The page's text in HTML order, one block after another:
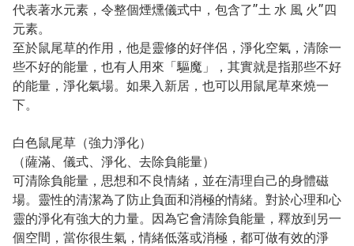
代表著水元素，令整個煙燻儀式中，包含了”土 水 風 火”四
元素。
至於鼠尾草的作用，他是靈修的好伴侶，淨化空氣，清除一
些不好的能量，也有人用來「驅魔」，其實就是指那些不好
的能量，淨化氣場。如果入新居，也可以用鼠尾草來燒一
下。
白色鼠尾草（強力淨化）
（薩滿、儀式、淨化、去除負能量）
可清除負能量，思想和不良情緒，並在清理自己的身體磁
場。靈性的清潔為了防止負面和消極的情緒。對於心理和心
靈的淨化有強大的力量。因為它會清除負能量，釋放到另一
個空間，當你很生氣，情緒低落或消極，都可做有效的淨